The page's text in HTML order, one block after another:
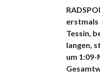
erstmals
Tessin,
langen,
um